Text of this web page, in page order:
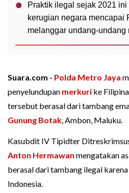
Praktik ilegal sejak 2021
kerugian negara mencapai
melanggar undang-undang
Suara.com - Polda Metro Jaya
penyelundupan merkuri ke
tersebut berasal dari tambang
Gunung Botak, Ambon, Maluku.
Kasubdit IV Tipidter
Anton Hermawan mengatakan
berasal dari tambang ilegal
Indonesia.